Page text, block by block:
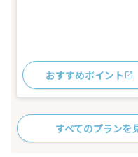
おすすめポイント
すべてのプランを